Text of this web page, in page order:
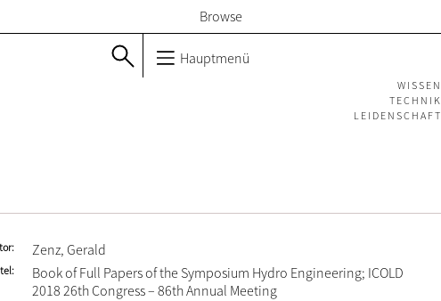
Browse
Hauptmenü
WISSEN
TECHNIK
LEIDENSCHAFT
Zenz, Gerald
Book of Full Papers of the Symposium Hydro Engineering; ICOLD
2018 26th Congress – 86th Annual Meeting